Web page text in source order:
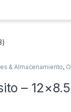
& Almacenamiento,
–